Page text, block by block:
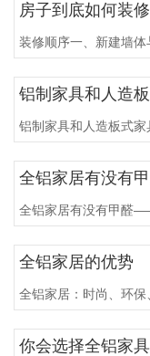
房子到底如何装修
装修顺序一、新建墙体
铝制家具和人造
铝制家具和人造板式家
全铝家居有没有
全铝家居有没有甲醛
全铝家居的优势
全铝家居：时尚、环保
你会选择全铝家